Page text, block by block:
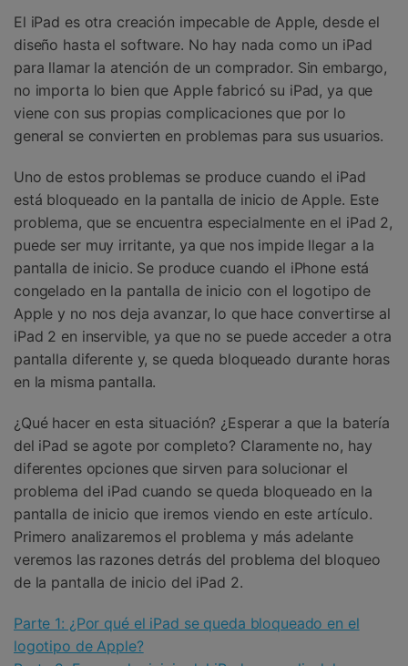
Reparación de Móviles
Protección del Móvil
Encuentra Más Soluciones
Iniciar sesión
El iPad es otra creación impecable de Apple, desde el
diseño hasta el software. No hay nada como un iPad
para llamar la atención de un comprador. Sin embargo,
no importa lo bien que Apple fabricó su iPad, ya que
viene con sus propias complicaciones que por lo
general se convierten en problemas para sus usuarios.
Uno de estos problemas se produce cuando el iPad
está bloqueado en la pantalla de inicio de Apple. Este
problema, que se encuentra especialmente en el iPad 2,
puede ser muy irritante, ya que nos impide llegar a la
pantalla de inicio. Se produce cuando el iPhone está
congelado en la pantalla de inicio con el logotipo de
Apple y no nos deja avanzar, lo que hace convertirse al
iPad 2 en inservible, ya que no se puede acceder a otra
pantalla diferente y, se queda bloqueado durante horas
en la misma pantalla.
¿Qué hacer en esta situación? ¿Esperar a que la batería
del iPad se agote por completo? Claramente no, hay
diferentes opciones que sirven para solucionar el
problema del iPad cuando se queda bloqueado en la
pantalla de inicio que iremos viendo en este artículo.
Primero analizaremos el problema y más adelante
veremos las razones detrás del problema del bloqueo
de la pantalla de inicio del iPad 2.
Parte 1: ¿Por qué el iPad se queda bloqueado en el
logotipo de Apple?